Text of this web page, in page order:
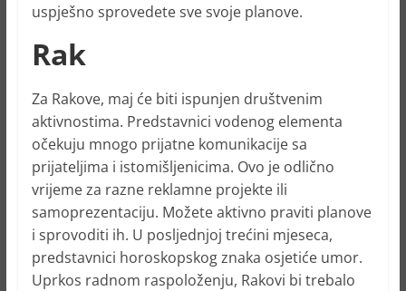
uspješno sprovedete sve svoje planove.
Rak
Za Rakove, maj će biti ispunjen društvenim
aktivnostima. Predstavnici vodenog elementa
očekuju mnogo prijatne komunikacije sa
prijateljima i istomišljenicima. Ovo je odlično
vrijeme za razne reklamne projekte ili
samoprezentaciju. Možete aktivno praviti planove
i sprovoditi ih. U posljednjoj trećini mjeseca,
predstavnici horoskopskog znaka osjetiće umor.
Uprkos radnom raspoloženju, Rakovi bi trebalo